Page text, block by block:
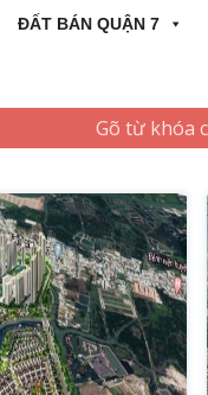
ĐẤT BÁN QUẬN 7